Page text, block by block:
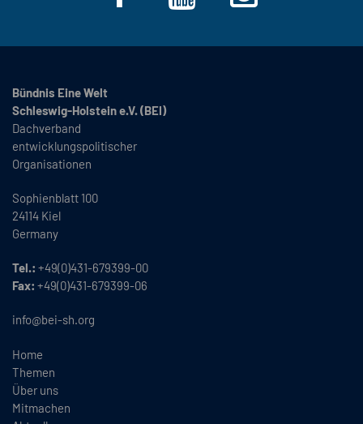
Bündnis Eine Welt
Schleswig-Holstein e.V. (BEI)
Dachverband
entwicklungspolitischer
Organisationen
Sophienblatt 100
24114 Kiel
Germany
Tel.: +49(0)431-679399-00
Fax: +49(0)431-679399-06
info@bei-sh.org
Home
Themen
Über uns
Mitmachen